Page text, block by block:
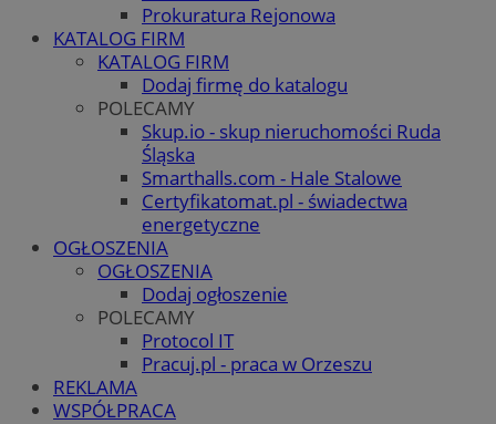
Prokuratura Rejonowa
KATALOG FIRM
KATALOG FIRM
Dodaj firmę do katalogu
POLECAMY
Skup.io - skup nieruchomości Ruda
Śląska
Smarthalls.com - Hale Stalowe
Certyfikatomat.pl - świadectwa
energetyczne
OGŁOSZENIA
OGŁOSZENIA
Dodaj ogłoszenie
POLECAMY
Protocol IT
Pracuj.pl - praca w Orzeszu
REKLAMA
WSPÓŁPRACA